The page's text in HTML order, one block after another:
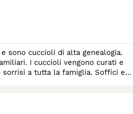
sono cuccioli di alta genealogia.
I cuccioli vengono curati e
sorrisi a tutta la famiglia. Soffici e